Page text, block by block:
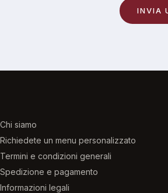
Chi siamo
Richiedete un menu personalizzato
Termini e condizioni generali
Spedizione e pagamento
Informazioni legali